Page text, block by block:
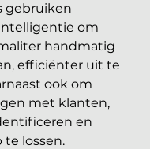
gebruiken
om
handmatig
efficiënter uit te
ook om
met klanten,
en
lossen.